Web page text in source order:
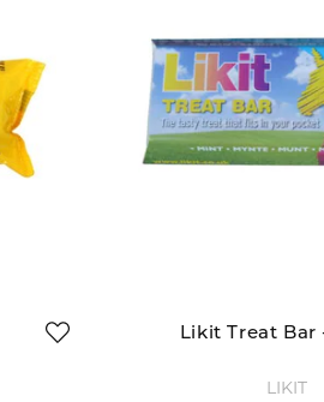
Likit Treat Bar
LIKIT